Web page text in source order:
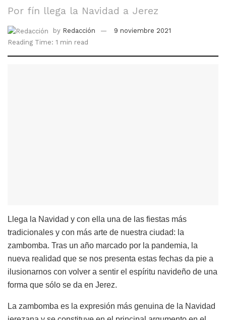
Por fín llega la Navidad a Jerez
by Redacción
9 noviembre 2021
Reading Time: 1 min read
Llega la Navidad y con ella una de las fiestas más
tradicionales y con más arte de nuestra ciudad: la
zambomba. Tras un año marcado por la pandemia, la
nueva realidad que se nos presenta estas fechas da pie a
ilusionarnos con volver a sentir el espíritu navideño de una
forma que sólo se da en Jerez.
La zambomba es la expresión más genuina de la Navidad